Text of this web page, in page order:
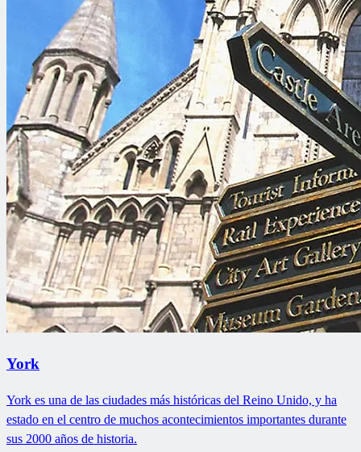
York
York es una de las ciudades más históricas del Reino Unido, y ha
estado en el centro de muchos acontecimientos importantes durante
sus 2000 años de historia.